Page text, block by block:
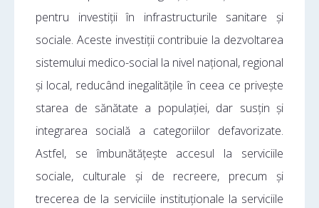
pentru investiții în infrastructurile sanitare și
sociale. Aceste investiții contribuie la dezvoltarea
sistemului medico-social la nivel național, regional
și local, reducând inegalitățile în ceea ce privește
starea de sănătate a populației, dar susțin și
integrarea socială a categoriilor defavorizate.
Astfel, se îmbunătățește accesul la serviciile
sociale, culturale și de recreere, precum și
trecerea de la serviciile instituționale la serviciile